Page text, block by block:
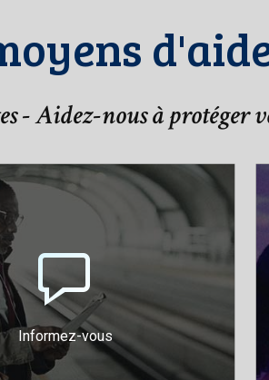
- Aidez-nous à protéger
Informez-vous
Téléchargez nos
guides et boîtes à
pour connaître
vos droits
Guide des droits de
manifestation
Boîte à outils de plaidoyer